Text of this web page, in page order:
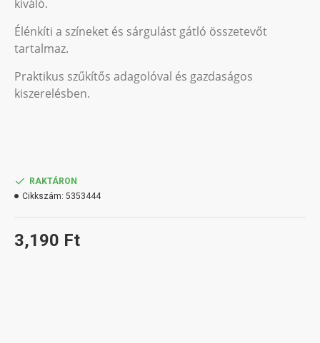
kiváló.
Élénkíti a színeket és sárgulást gátló összetevőt
tartalmaz.
Praktikus szűkítős adagolóval és gazdaságos
kiszerelésben.
3,190 Ft
RAKTÁRON
Cikkszám: 5353444